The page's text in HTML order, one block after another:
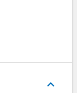
keyboard_arrow_up